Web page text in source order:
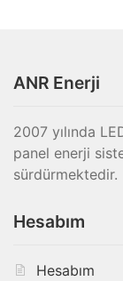
ANR Enerji
2007 yılında
panel enerji
sürdürmektedir.
Hesabım
Hesabım